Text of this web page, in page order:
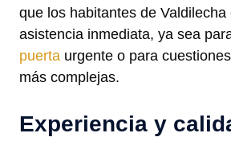
que los habitantes de Valdilecha
asistencia inmediata, ya sea
puerta urgente o para
más complejas.
Experiencia y